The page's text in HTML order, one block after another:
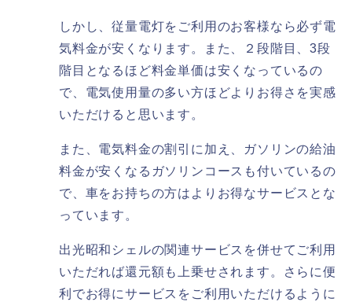
しかし、従量電灯をご利用のお客様なら必ず電
気料金が安くなります。また、２段階目、3段
階目となるほど料金単価は安くなっているの
で、電気使用量の多い方ほどよりお得さを実感
いただけると思います。
また、電気料金の割引に加え、ガソリンの給油
料金が安くなるガソリンコースも付いているの
で、車をお持ちの方はよりお得なサービスとな
っています。
出光昭和シェルの関連サービスを併せてご利用
いただれば還元額も上乗せされます。さらに便
利でお得にサービスをご利用いただけるように